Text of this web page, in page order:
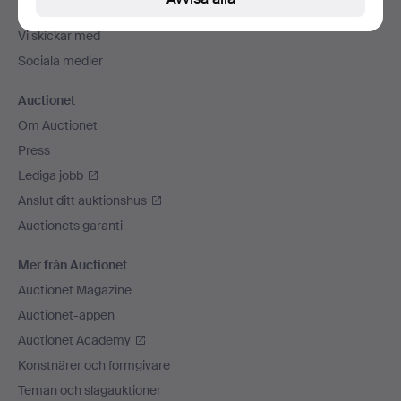
Vi skickar med
Sociala medier
Auctionet
Om Auctionet
Press
Lediga jobb
Anslut ditt auktionshus
Auctionets garanti
Mer från Auctionet
Auctionet Magazine
Auctionet-appen
Auctionet Academy
Konstnärer och formgivare
Teman och slagauktioner